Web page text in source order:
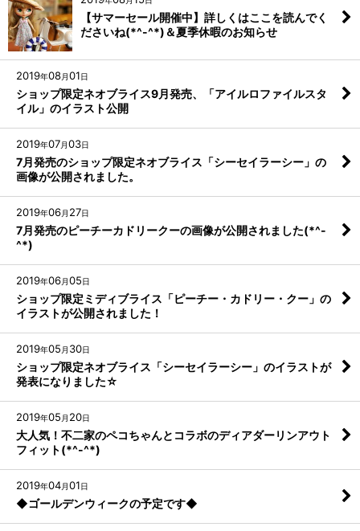
【サマーセール開催中】詳しくはここを読んでく
ださいね(*^-^*)＆夏季休暇のお知らせ
2019年08月01日
ショップ限定ネオブライス9月発売、「アイルロファイルスタ
イル」のイラスト公開
2019年07月03日
7月発売のショップ限定ネオブライス「シーセイラーシー」の
画像が公開されました。
2019年06月 27日
7月発売のピーチーカドリークーの画像が公開されました(*^-
^*)
2019年06月05日
ショップ限定ミディブライス「ピーチー・カドリー・クー」の
イラストが公開されました！
2019年05 月 30日
ショップ限定ネオブライス「シーセイラーシー」のイラストが
発表になりました☆
2019年05 月 20日
大人気！不二家のペコちゃんとコラボのディアダーリンアウト
フィット(*^-^*)
2019年04月01日
◆ゴールデンウィークの予定です◆